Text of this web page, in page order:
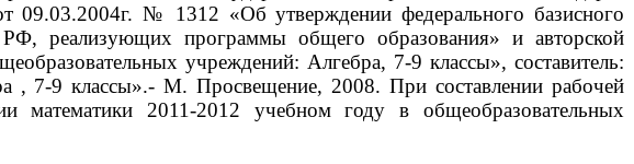
09.03.2004г. № 1312 «Об утверждении федерального базисного
реализующих программы общего образования» и авторской
учреждений: Алгебра, 7-9 классы», составитель:
, 7-9 классы».- М. Просвещение, 2008. При составлении рабочей
математики 2011-2012 учебном году в общеобразовательных